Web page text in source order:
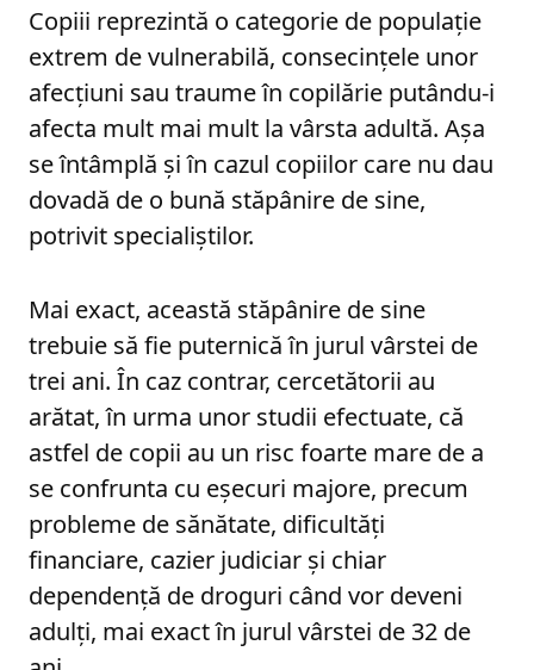
Copiii reprezintă o categorie de populaţie
extrem de vulnerabilă, consecinţele unor
afecţiuni sau traume în copilărie putându-i
afecta mult mai mult la vârsta adultă. Aşa
se întâmplă şi în cazul copiilor care nu dau
dovadă de o bună stăpânire de sine,
potrivit specialiştilor.
Mai exact, această stăpânire de sine
trebuie să fie puternică în jurul vârstei de
trei ani. În caz contrar, cercetătorii au
arătat, în urma unor studii efectuate, că
astfel de copii au un risc foarte mare de a
se confrunta cu eşecuri majore, precum
probleme de sănătate, dificultăţi
financiare, cazier judiciar şi chiar
dependenţă de droguri când vor deveni
adulţi, mai exact în jurul vârstei de 32 de